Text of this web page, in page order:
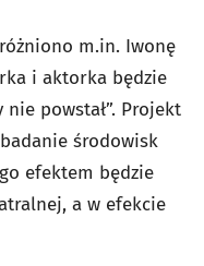
m.in. Iwonę
i aktorka będzie
powstał”. Projekt
środowisk
efektem będzie
a w efekcie